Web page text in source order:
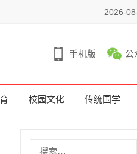
2026-
手机版 公
校园文化 传统国学